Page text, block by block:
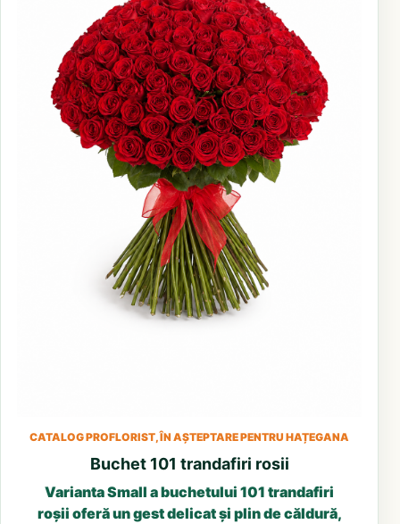
CATALOG PROFLORIST, ÎN AȘTEPTARE PENTRU HAȚEGANA
Buchet 101 trandafiri rosii
Varianta Small a buchetului 101 trandafiri
roșii oferă un gest delicat și plin de căldură,